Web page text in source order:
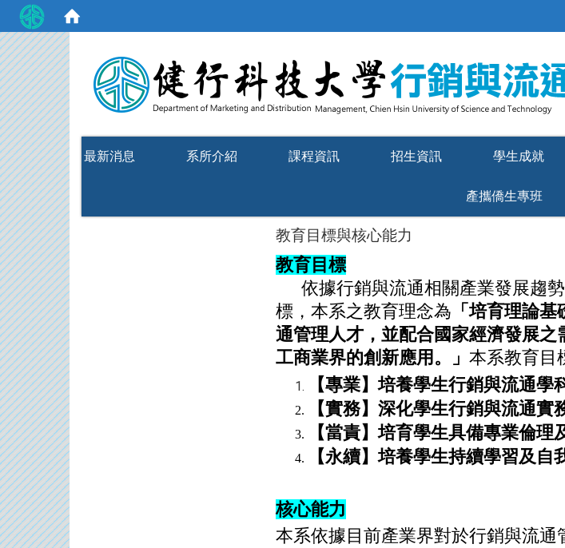
最新消息 系所介紹 課程資訊 招生資訊 學生成就
產攜僑生專班
教育目標與核心能力
教育目標
依據行銷與流通相關產業發展趨
標，本系之教育理念為 「培育理論
通管理人才，並配合國家經濟發展
工商業界的創新應用。」 本系教育目
【專業】培養學生行銷與流通學
【實務】深化學生行銷與流通實
【當責】培育學生具備專業倫理
【永續】培養學生持續學習及自
核心能力
本系依據目前產業界對於行銷與流通